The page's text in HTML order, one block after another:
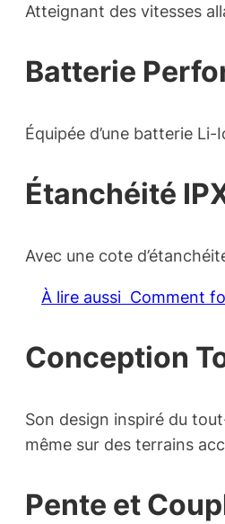
Atteignant des vitesses
Batterie
Équipée d’une batterie
Étanchéité
Avec une cote
À lire aussi Comment
Conception
Son design inspiré du
même sur des terrains
Pente et